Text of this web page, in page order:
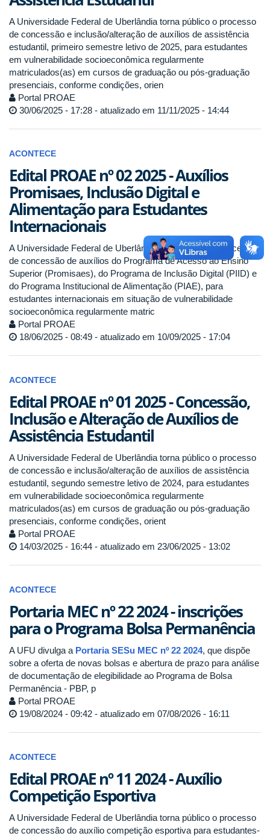
A Universidade Federal de Uberlândia torna público o processo
de concessão e inclusão/alteração de auxílios de assistência
estudantil, primeiro semestre letivo de 2025, para estudantes
em vulnerabilidade socioeconômica regularmente
matriculados(as) em cursos de graduação ou pós-graduação
presenciais, conforme condições, orien
Portal PROAE
30/06/2025 - 17:28 - atualizado em 11/11/2025 - 14:44
ACONTECE
Edital PROAE nº 02 2025 - Auxílios
Promisaes, Inclusão Digital e
Alimentação para Estudantes
Internacionais
A Universidade Federal de Uberlândia torna público o processo
de concessão de auxílios do Programa de Acesso ao Ensino
Superior (Promisaes), do Programa de Inclusão Digital (PIID) e
do Programa Institucional de Alimentação (PIAE), para
estudantes internacionais em situação de vulnerabilidade
socioeconômica regularmente matric
Portal PROAE
18/06/2025 - 08:49 - atualizado em 10/09/2025 - 17:04
ACONTECE
Edital PROAE nº 01 2025 - Concessão,
Inclusão e Alteração de Auxílios de
Assistência Estudantil
A Universidade Federal de Uberlândia torna público o processo
de concessão e inclusão/alteração de auxílios de assistência
estudantil, segundo semestre letivo de 2024, para estudantes
em vulnerabilidade socioeconômica regularmente
matriculados(as) em cursos de graduação ou pós-graduação
presenciais, conforme condições, orient
Portal PROAE
14/03/2025 - 16:44 - atualizado em 23/06/2025 - 13:02
ACONTECE
Portaria MEC nº 22 2024 - inscrições
para o Programa Bolsa Permanência
A UFU divulga a Portaria SESu MEC nº 22 2024, que dispõe
sobre a oferta de novas bolsas e abertura de prazo para análise
de documentação de elegibilidade ao Programa de Bolsa
Permanência - PBP, p
Portal PROAE
19/08/2024 - 09:42 - atualizado em 07/08/2026 - 16:11
ACONTECE
Edital PROAE nº 11 2024 - Auxílio
Competição Esportiva
A Universidade Federal de Uberlândia torna público o processo
de concessão do auxílio competição esportiva para estudantes-